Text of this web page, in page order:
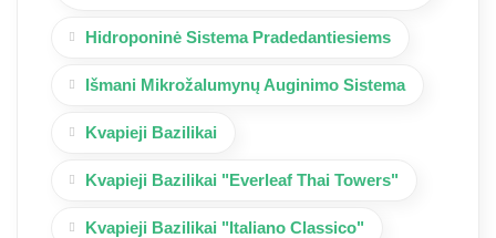
Hidroponinė Sistema Pradedantiesiems
Išmani Mikrožalumynų Auginimo Sistema
Kvapieji Bazilikai
Kvapieji Bazilikai "Everleaf Thai Towers"
Kvapieji Bazilikai "Italiano Classico"